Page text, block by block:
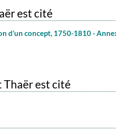
est cité
d’un concept, 1750-1810 -
Thaër est cité